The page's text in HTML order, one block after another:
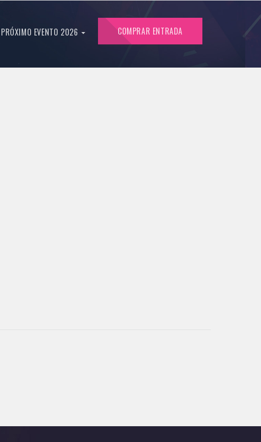
PRÓXIMO EVENTO 2026 COMPRAR ENTRADA